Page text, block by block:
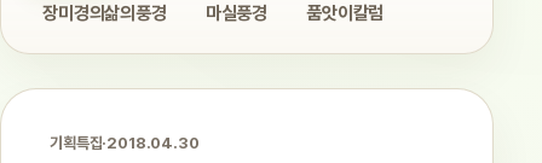
장미경의삶의풍경 마실풍경 품앗이칼럼
기획특집·2018.04.30